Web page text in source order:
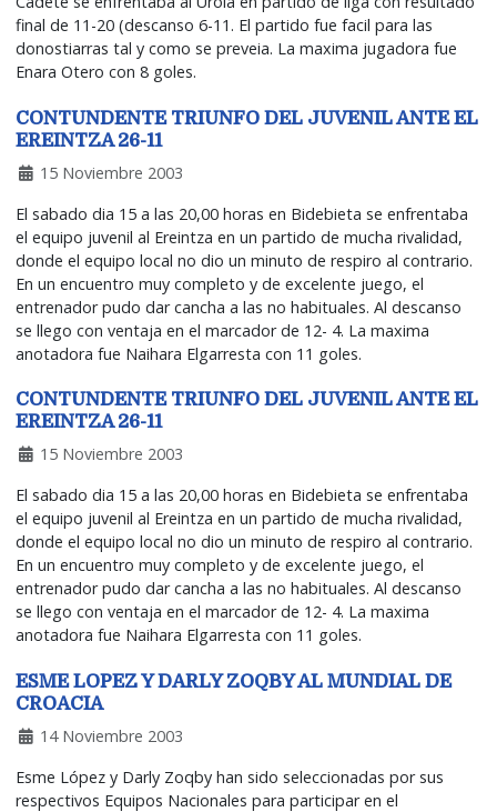
final de 11-20 (descanso 6-11. El partido fue facil para las
donostiarras tal y como se preveia. La maxima jugadora fue
Enara Otero con 8 goles.
CONTUNDENTE TRIUNFO DEL JUVENIL ANTE EL
EREINTZA 26-11
15 Noviembre 2003
El sabado dia 15 a las 20,00 horas en Bidebieta se enfrentaba
el equipo juvenil al Ereintza en un partido de mucha rivalidad,
donde el equipo local no dio un minuto de respiro al contrario.
En un encuentro muy completo y de excelente juego, el
entrenador pudo dar cancha a las no habituales. Al descanso
se llego con ventaja en el marcador de 12- 4. La maxima
anotadora fue Naihara Elgarresta con 11 goles.
CONTUNDENTE TRIUNFO DEL JUVENIL ANTE EL
EREINTZA 26-11
15 Noviembre 2003
El sabado dia 15 a las 20,00 horas en Bidebieta se enfrentaba
el equipo juvenil al Ereintza en un partido de mucha rivalidad,
donde el equipo local no dio un minuto de respiro al contrario.
En un encuentro muy completo y de excelente juego, el
entrenador pudo dar cancha a las no habituales. Al descanso
se llego con ventaja en el marcador de 12- 4. La maxima
anotadora fue Naihara Elgarresta con 11 goles.
ESME LOPEZ Y DARLY ZOQBY AL MUNDIAL DE
CROACIA
14 Noviembre 2003
Esme López y Darly Zoqby han sido seleccionadas por sus
respectivos Equipos Nacionales para participar en el